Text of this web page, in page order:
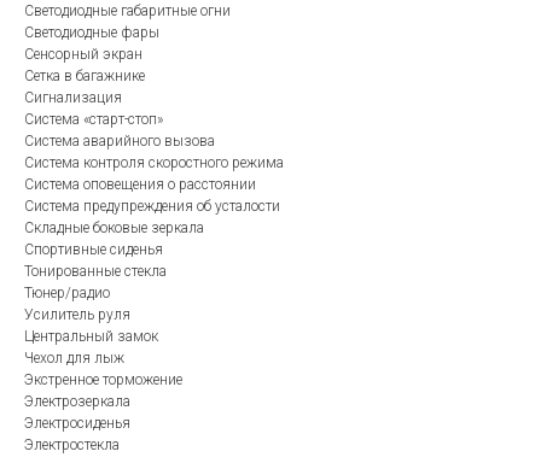
Светодиодные габаритные огни
Светодиодные фары
Сенсорный экран
Сетка в багажнике
Сигнализация
Система «старт-стоп»
Система аварийного вызова
Система контроля скоростного режима
Система оповещения о расстоянии
Система предупреждения об усталости
Складные боковые зеркала
Спортивные сиденья
Тонированные стекла
Тюнер/радио
Усилитель руля
Центральный замок
Чехол для лыж
Экстренное торможение
Электрозеркала
Электросиденья
Электростекла